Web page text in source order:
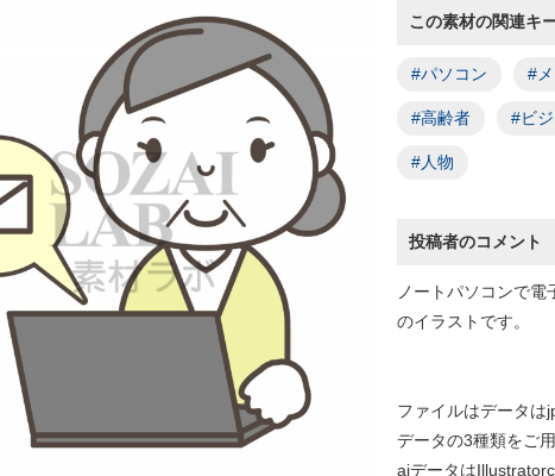
この素材の関連キ
#パソコン #
#高齢者 #ビ
#人物
投稿者のコメント
ノートパソコンで
のイラストです。
ファイルはデータは
データの3種類をご
aiデータは